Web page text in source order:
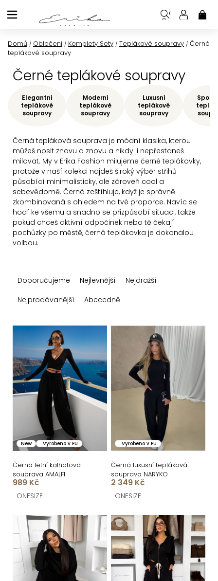
na
Domů / Oblečení / Komplety Sety / Teplákové soupravy / Černé
teplákové soupravy
Černé teplákové soupravy
Černá tepláková souprava je módní klasika, kterou
můžeš nosit znovu a znovu a nikdy ji nepřestaneš
milovat. My v Erika Fashion milujeme černé teplákovky,
protože v naší kolekci najdeš široký výběr střihů
působící minimalisticky, ale zároveň cool a
sebevědomě. Černá zeštíhluje, když je správně
zkombinovaná s ohledem na tvé proporce. Navíc se
hodí ke všemu a snadno se přizpůsobí situaci, takže
pokud chceš aktivní odpočinek nebo tě čekají
pochůzky po městě, černá teplákovka je dokonalou
volbou.
Elegantní
teplákové
soupravy
Moderní
teplákové
soupravy
Luxusní
teplákové
soupravy
a
n
í
p
r
o
k
t
ů
Doporučujeme Nejlevnější
Nejdražší
Nejprodávanější
Abecedně
V
ý
p
i
s
o
d
u
k
ů
New Vyrobeno v EU
Černá letní kalhotová
souprava AMALFI
989 Kč
ONESIZE
Vyrobeno v EU
Černá luxusní tepláková
souprava NARYKO
2 349 Kč
ONESIZE